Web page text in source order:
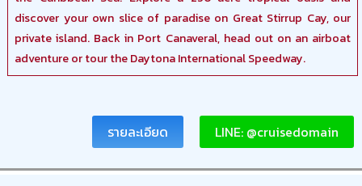
discover your own slice of paradise on Great Stirrup Cay, our
private island. Back in Port Canaveral, head out on an airboat
adventure or tour the Daytona International Speedway.
รายละเอียด LINE: @cruisedomain